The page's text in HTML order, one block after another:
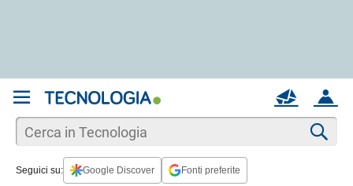
ACCOUNT
MAIL
Seguici su: Google Discover Fonti preferite